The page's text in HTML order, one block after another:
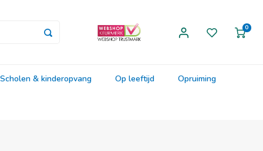
0
Scholen & kinderopvang Op leeftijd Opruiming